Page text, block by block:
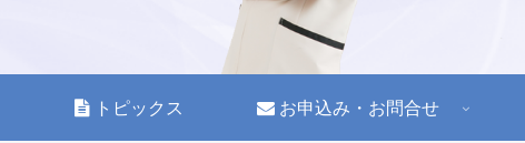
トピックス お申込み・お問合せ